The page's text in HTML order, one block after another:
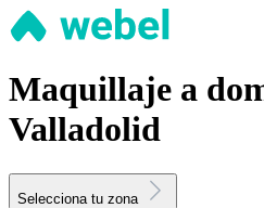
Maquillaje a
Valladolid
Selecciona tu zona